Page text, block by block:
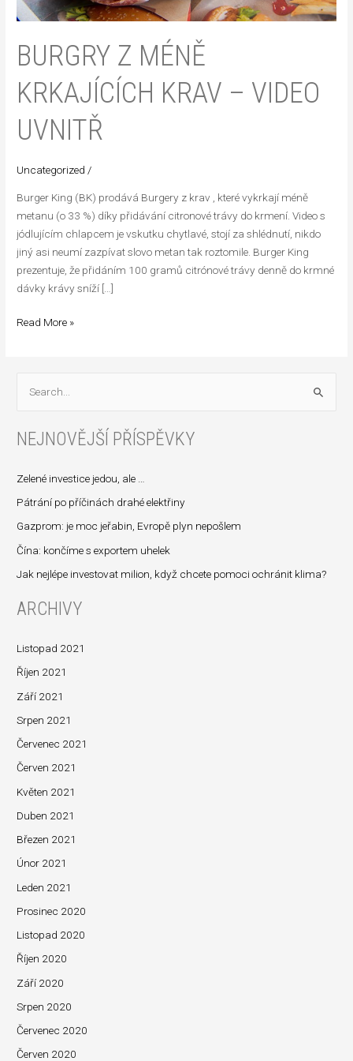
BURGRY Z MÉNĚ
KRKAJÍCÍCH KRAV – VIDEO
UVNITŘ
Uncategorized /
Burger King (BK) prodává Burgery z krav , které vykrkají méně
metanu (o 33 %) díky přidávání citronové trávy do krmení. Video s
jódlujícím chlapcem je vskutku chytlavé, stojí za shlédnutí, nikdo
jiný asi neumí zazpívat slovo metan tak roztomile. Burger King
prezentuje, že přidáním 100 gramů citrónové trávy denně do krmné
dávky krávy sníží […]
Read More »
h
e
d
a
t
o
NEJNOVĚJŠÍ PŘÍSPĚVKY
Zelené investice jedou, ale …
Pátrání po příčinách drahé elektřiny
Gazprom: je moc jeřabin, Evropě plyn nepošlem
Čína: končíme s exportem uhelek
Jak nejlépe investovat milion, když chcete pomoci ochránit klima?
ARCHIVY
Listopad 2021
Říjen 2021
Září 2021
Srpen 2021
Červenec 2021
Červen 2021
Květen 2021
Duben 2021
Březen 2021
Únor 2021
Leden 2021
Prosinec 2020
Listopad 2020
Říjen 2020
Září 2020
Srpen 2020
Červenec 2020
Červen 2020